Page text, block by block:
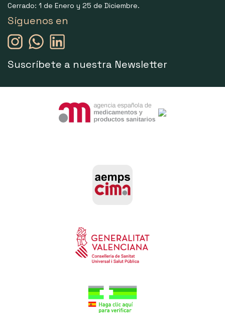
Cerrado: 1 de Enero y 25 de Diciembre.
Síguenos en
Suscríbete a nuestra Newsletter